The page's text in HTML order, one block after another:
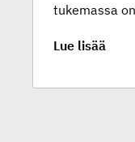
tukemassa
Lue lisää